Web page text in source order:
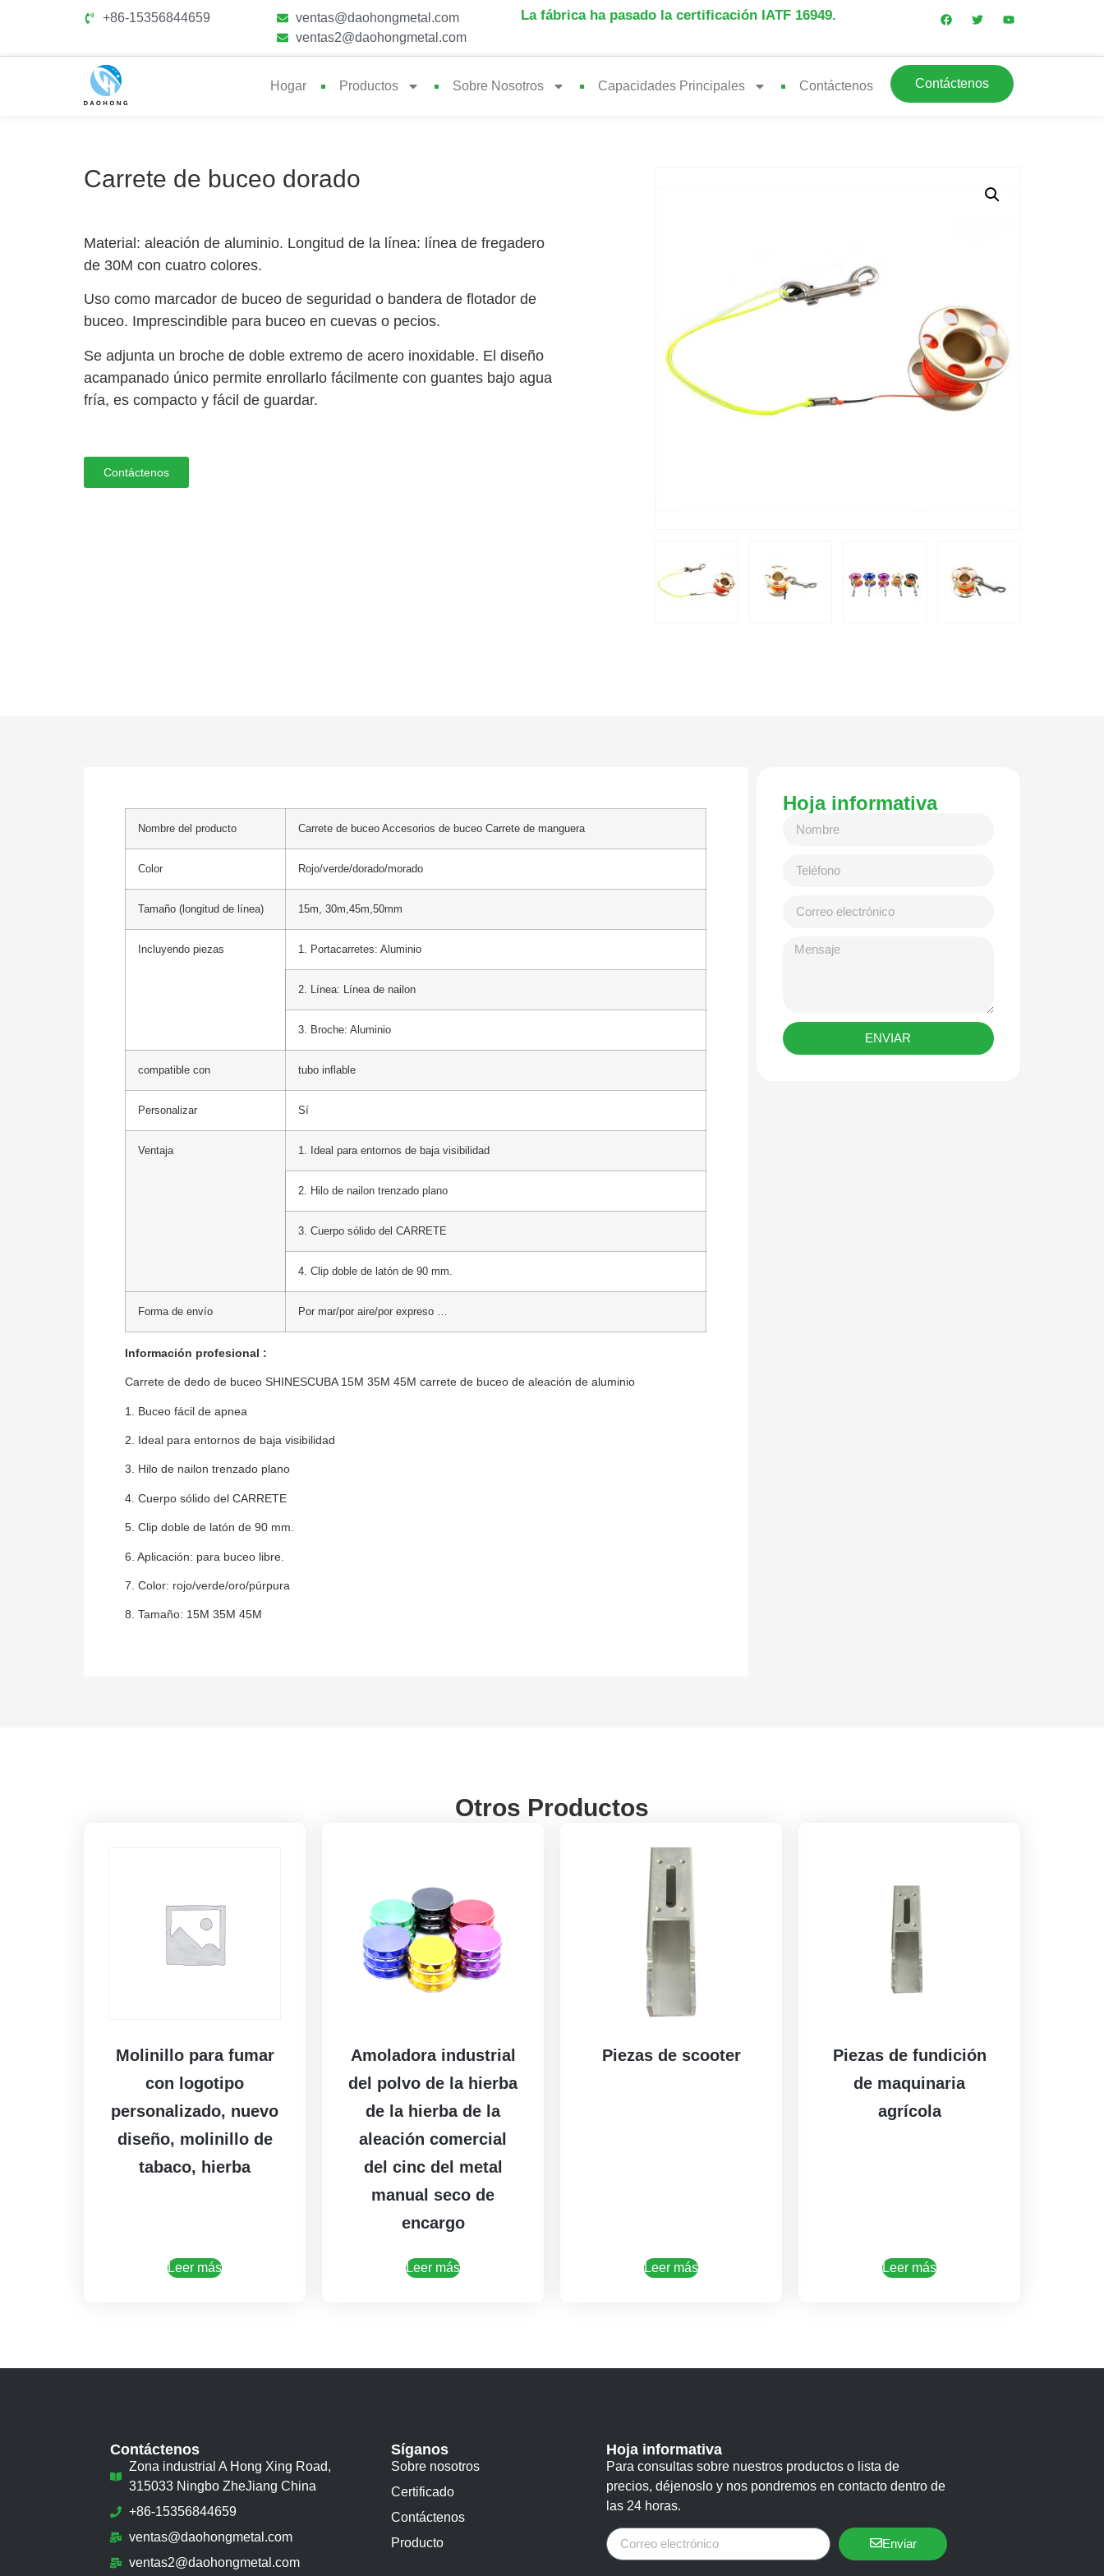
+86-15356844659
ventas@daohongmetal.com
ventas2@daohongmetal.com
La fábrica ha pasado la certificación IATF 16949.
Hogar Productos Sobre Nosotros Capacidades Principales Contáctenos Contáctenos
Carrete de buceo dorado
Material: aleación de aluminio. Longitud de la línea: línea de fregadero
de 30M con cuatro colores.
Uso como marcador de buceo de seguridad o bandera de flotador de
buceo. Imprescindible para buceo en cuevas o pecios.
Se adjunta un broche de doble extremo de acero inoxidable. El diseño
acampanado único permite enrollarlo fácilmente con guantes bajo agua
fría, es compacto y fácil de guardar.
Contáctenos
Nombre del producto Carrete de buceo Accesorios de buceo Carrete de manguera
Color Rojo/verde/dorado/morado
Tamaño (longitud de línea) 15m, 30m,45m,50mm
Incluyendo piezas 1. Portacarretes: Aluminio
2. Línea: Línea de nailon
3. Broche: Aluminio
compatible con tubo inflable
Personalizar Sí
Ventaja 1. Ideal para entornos de baja visibilidad
2. Hilo de nailon trenzado plano
3. Cuerpo sólido del CARRETE
4. Clip doble de latón de 90 mm.
Forma de envío Por mar/por aire/por expreso …
Información profesional :
Carrete de dedo de buceo SHINESCUBA 15M 35M 45M carrete de buceo de aleación de aluminio
1. Buceo fácil de apnea
2. Ideal para entornos de baja visibilidad
3. Hilo de nailon trenzado plano
4. Cuerpo sólido del CARRETE
5. Clip doble de latón de 90 mm.
6. Aplicación: para buceo libre.
7. Color: rojo/verde/oro/púrpura
8. Tamaño: 15M 35M 45M
Hoja informativa
ENVIAR
Otros Productos
Molinillo para fumar
con logotipo
personalizado, nuevo
diseño, molinillo de
tabaco, hierba
Leer más
Amoladora industrial
del polvo de la hierba
de la hierba de la
aleación comercial
del cinc del metal
manual seco de
encargo
Leer más
Piezas de scooter
Leer más
Piezas de fundición
de maquinaria
agrícola
Leer más
Contáctenos
Zona industrial A Hong Xing Road,
315033 Ningbo ZheJiang China
+86-15356844659
ventas@daohongmetal.com
ventas2@daohongmetal.com
Síganos
Sobre nosotros
Certificado
Contáctenos
Producto
Hoja informativa
Para consultas sobre nuestros productos o lista de
precios, déjenoslo y nos pondremos en contacto dentro de
las 24 horas.
Enviar